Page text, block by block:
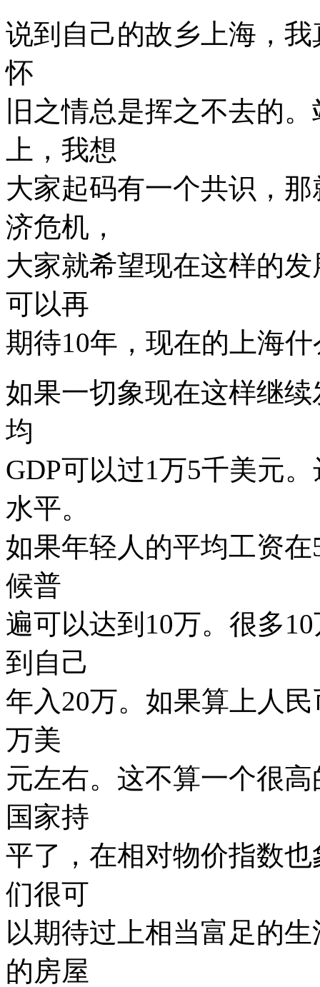
说到自己的故乡上海，
怀
旧之情总是挥之不去的
上，我想
大家起码有一个共识，
济危机，
大家就希望现在这样的
可以再
期待10年，现在的上海
如果一切象现在这样继
均
GDP可以过1万5千美元
水平。
如果年轻人的平均工资
候普
遍可以达到10万。很多
到自己
年入20万。如果算上人
万美
元左右。这不算一个很
国家持
平了，在相对物价指数
们很可
以期待过上相当富足的
的房屋